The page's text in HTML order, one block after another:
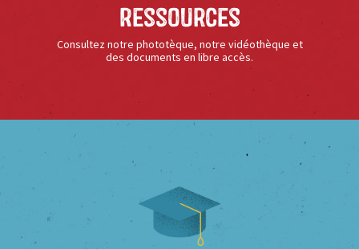
Ressources
Consultez notre phototèque, notre vidéothèque et
des documents en libre accès.